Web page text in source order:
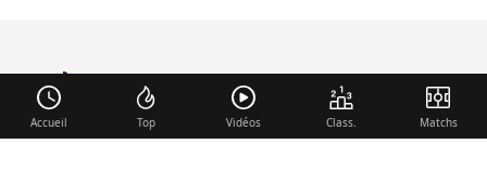
foot-anglais.com
Accueil Top Vidéos Class. Matchs